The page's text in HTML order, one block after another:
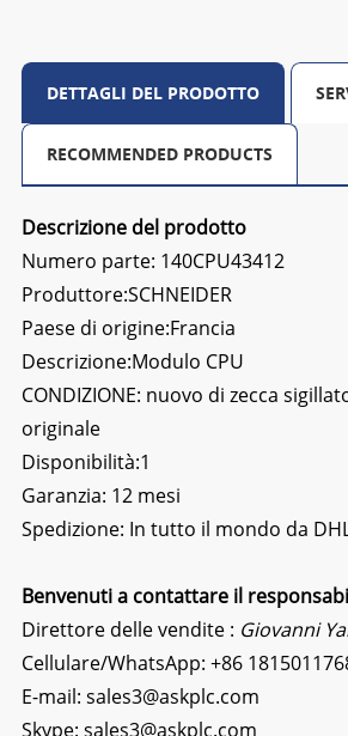
DETTAGLI DEL PRODOTTO
RECOMMENDED PRODUCTS
Descrizione del prodotto
Numero parte: 140CPU43412
Produttore:SCHNEIDER
Paese di origine:Francia
Descrizione:Modulo CPU
CONDIZIONE: nuovo di zecca
originale
Disponibilità:1
Garanzia: 12 mesi
Spedizione: In tutto il mondo da
Benvenuti a contattare il
Direttore delle vendite : Giovanni
Cellulare/WhatsApp: +86
E-mail: sales3@askplc.com
Skype: sales3@askplc.com